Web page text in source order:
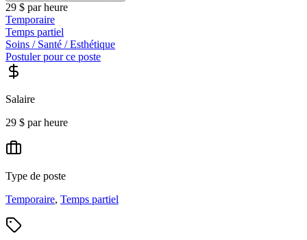
29 $ par heure
Temporaire
Temps partiel
Soins / Santé / Esthétique
Postuler pour ce poste
Salaire
29 $ par heure
Type de poste
Temporaire, Temps partiel